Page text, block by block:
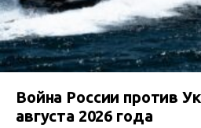
Война России против
августа 2026 года